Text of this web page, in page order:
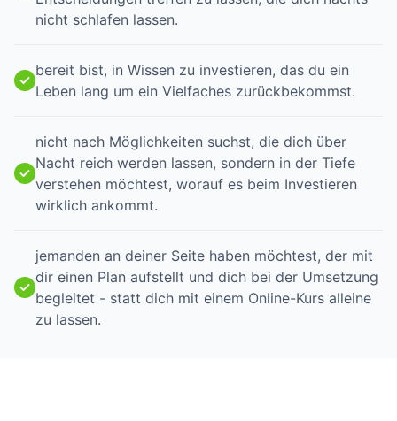
nicht schlafen lassen.
bereit bist, in Wissen zu investieren, das du ein
Leben lang um ein Vielfaches zurückbekommst.
nicht nach Möglichkeiten suchst, die dich über
Nacht reich werden lassen, sondern in der Tiefe
verstehen möchtest, worauf es beim Investieren
wirklich ankommt.
jemanden an deiner Seite haben möchtest, der mit
dir einen Plan aufstellt und dich bei der Umsetzung
begleitet - statt dich mit einem Online-Kurs alleine
zu lassen.